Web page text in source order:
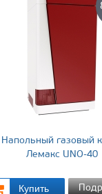
Напольный газовый
Лемакс UNO-40